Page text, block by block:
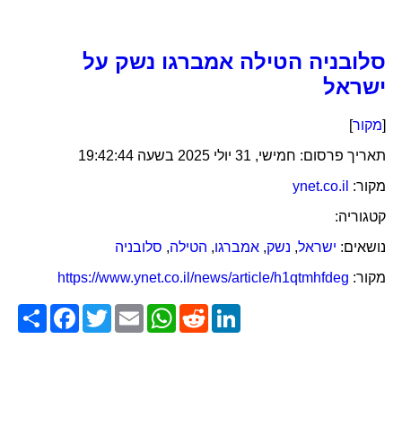
סלובניה הטילה אמברגו נשק על
ישראל
[מקור]
תאריך פרסום: חמישי, 31 יולי 2025 בשעה 19:42:44
מקור: ynet.co.il
קטגוריה:
נושאים: ישראל, נשק, אמברגו, הטילה, סלובניה
מקור: https://www.ynet.co.il/news/article/h1qtmhfdeg
Share
FacebookTwitterEmail
WhatsAppRedditLinkedIn